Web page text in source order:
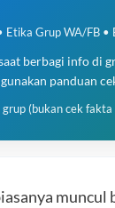
Etika Grup WA/FB •
berbagi info di
panduan
(bukan cek fakta
muncul